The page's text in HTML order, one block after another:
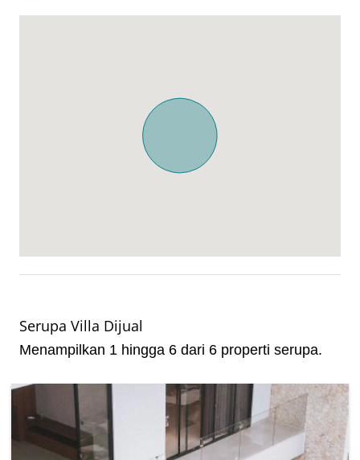
Serupa Villa Dijual
Menampilkan 1 hingga 6 dari 6 properti serupa.